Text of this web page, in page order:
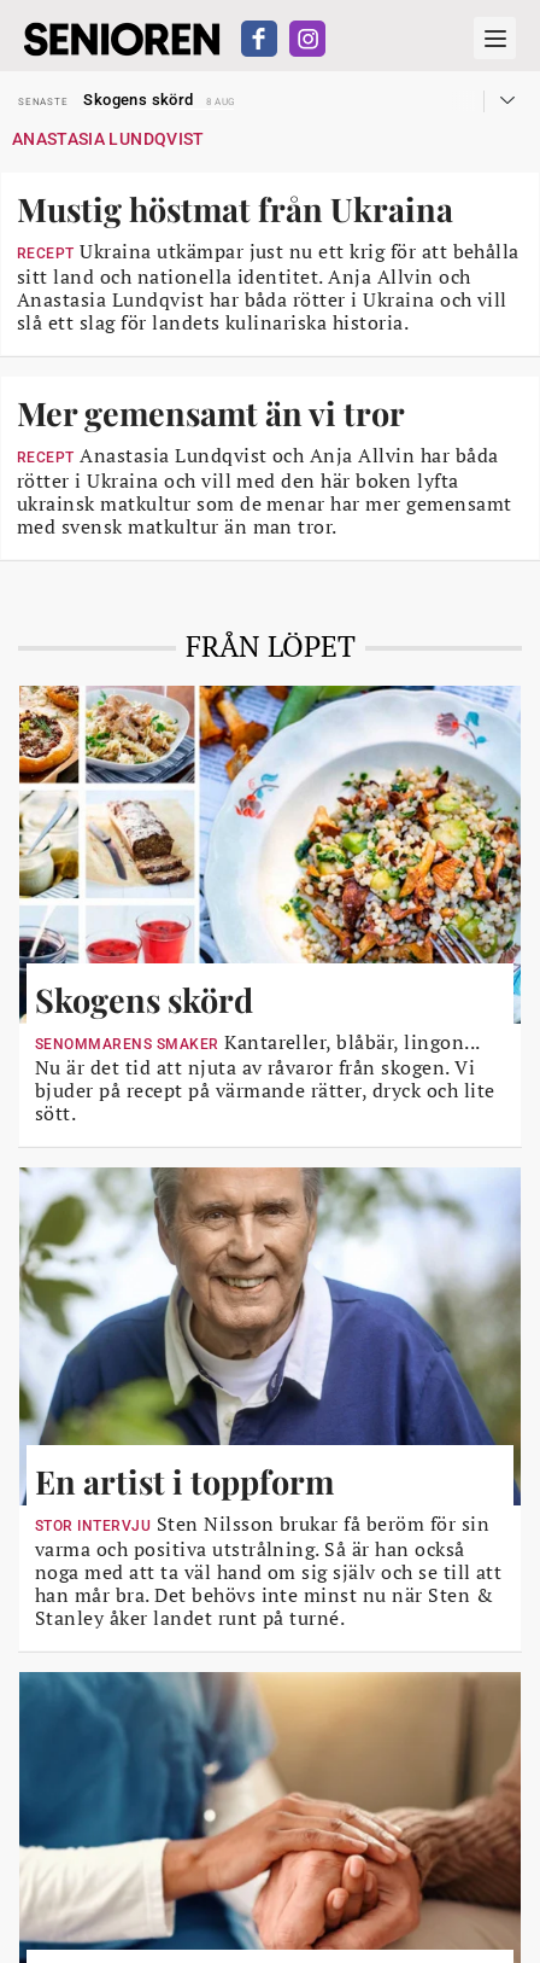
SENASTE
Skogens skörd
8 AUG
SENASTE
Reform för äldre kan bli slag i luften
SENASTE
Snart kan telefonförsäljning förbjudas i Sverige
29 JUL
SENASTE
Hyror rusar ifrån äldres bostadstillägg
28 JUL
SENASTE
Skogens skörd
ANASTASIA LUNDQVIST
Mustig höstmat från Ukraina
RECEPT Ukraina utkämpar just nu ett krig för att behålla
sitt land och nationella identitet. Anja Allvin och
Anastasia Lundqvist har båda rötter i Ukraina och vill
slå ett slag för landets kulinariska historia.
Mer gemensamt än vi tror
RECEPT Anastasia Lundqvist och Anja Allvin har båda
rötter i Ukraina och vill med den här boken lyfta
ukrainsk matkultur som de menar har mer gemensamt
med svensk matkultur än man tror.
FRÅN LÖPET
Skogens skörd
SENOMMARENS SMAKER Kantareller, blåbär, lingon...
Nu är det tid att njuta av råvaror från skogen. Vi
bjuder på recept på värmande rätter, dryck och lite
sött.
En artist i toppform
STOR INTERVJU Sten Nilsson brukar få beröm för sin
varma och positiva utstrålning. Så är han också
noga med att ta väl hand om sig själv och se till att
han mår bra. Det behövs inte minst nu när Sten &
Stanley åker landet runt på turné.